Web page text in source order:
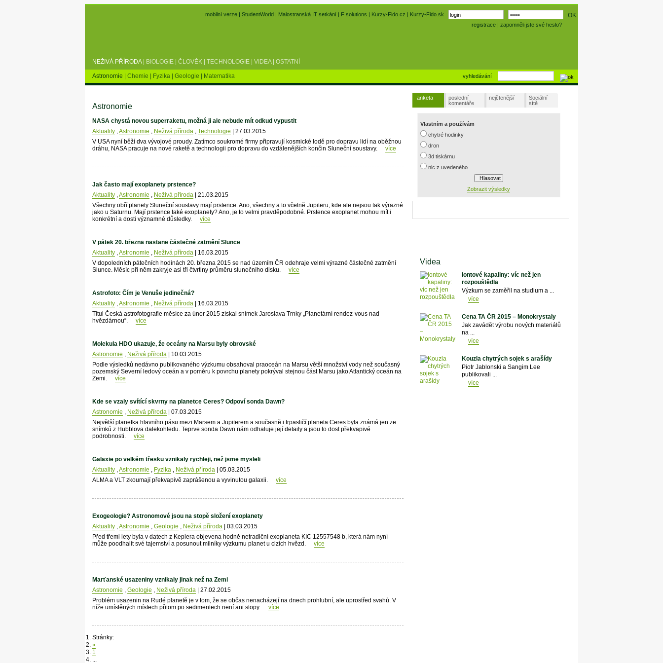
registrace | zapomněli jste své heslo?
mobilní verze |StudentWorld | Malostranská IT setkání | F solutions | Kurzy-Fido.cz | Kurzy-Fido.sk
NEŽIVÁ PŘÍRODA| BIOLOGIE | ČLOVĚK | TECHNOLOGIE | VIDEA| OSTATNÍ
Astronomie | Chemie | Fyzika | Geologie | Matematika vyhledávání
Astronomie
NASA chystá novou superraketu, možná ji ale nebude mít odkud vypustit
Aktuality,Astronomie , Neživá příroda, Technologie | 27.03.2015
V USA nyní běží dva vývojové proudy. Zatímco soukromé firmy připravují kosmické lodě pro dopravu lidí na oběžnou
dráhu, NASA pracuje na nové raketě a technologii pro dopravu do vzdálenějších končin Sluneční soustavy.
více
Jak často mají exoplanety prstence?
Aktuality,Astronomie , Neživá příroda| 21.03.2015
Všechny obří planety Sluneční soustavy mají prstence. Ano, všechny a to včetně Jupiteru, kde ale nejsou tak výrazné
jako u Saturnu. Mají prstence také exoplanety? Ano, je to velmi pravděpodobné. Prstence exoplanet mohou mít i
konkrétní a dosti významné důsledky.
více
V pátek 20. března nastane částečné zatmění Slunce
Aktuality,Astronomie , Neživá příroda| 16.03.2015
V dopoledních pátečních hodinách 20. března 2015 se nad územím ČR odehraje velmi výrazné částečné zatmění
Slunce. Měsíc při něm zakryje asi tři čtvrtiny průměru slunečního disku.
více
Astrofoto: Čím je Venuše jedinečná?
Aktuality,Astronomie , Neživá příroda| 16.03.2015
Titul Česká astrofotografie měsíce za únor 2015 získal snímek Jaroslava Trnky „Planetární rendez-vous nad
hvězdárnou“.
více
Molekula HDO ukazuje, že oceány na Marsu byly obrovské
Astronomie , Neživá příroda| 10.03.2015
Podle výsledků nedávno publikovaného výzkumu obsahoval praoceán na Marsu větší množství vody než současný
pozemský Severní ledový oceán a v poměru k povrchu planety pokrýval stejnou část Marsu jako Atlantický oceán na
Zemi.
více
Kde se vzaly svítící skvrny na planetce Ceres? Odpoví sonda Dawn?
Astronomie , Neživá příroda| 07.03.2015
Největší planetka hlavního pásu mezi Marsem a Jupiterem a současně i trpasličí planeta Ceres byla známá jen ze
snímků z Hubblova dalekohledu. Teprve sonda Dawn nám odhaluje její detaily a jsou to dost překvapivé
podrobnosti.
více
Galaxie po velkém třesku vznikaly rychleji, než jsme mysleli
Aktuality,Astronomie , Fyzika, Neživá příroda| 05.03.2015
ALMA a VLT zkoumají překvapivě zaprášenou a vyvinutou galaxii.
více
Exogeologie? Astronomové jsou na stopě složení exoplanety
Aktuality,Astronomie , Geologie , Neživá příroda| 03.03.2015
Před třemi lety byla v datech z Keplera objevena hodně netradiční exoplaneta KIC 12557548 b, která nám nyní
může poodhalit své tajemství a posunout milníky výzkumu planet u cizích hvězd.
více
Marťanské usazeniny vznikaly jinak než na Zemi
Astronomie , Geologie , Neživá příroda| 27.02.2015
Problém usazenin na Rudé planetě je v tom, že se občas nenacházejí na dnech prohlubní, ale uprostřed svahů. V
níže umístěných místech přitom po sedimentech není ani stopy.
více
Stránky:
«
1
...
anketa
poslední
komentáře
nejčtenější
Sociální
sítě
Vlastním a používám
chytré hodinky
dron
3d tiskárnu
nic z uvedeného
Zobrazit výsledky
Videa
Iontové kapaliny: víc než jen
rozpouštědla
Výzkum se zaměřil na studium a ...
více
Cena TA ČR 2015 – Monokrystaly
Jak zavádět výrobu nových materiálů
na ...
více
Kouzla chytrých sojek s arašídy
Piotr Jablonski a Sangim Lee
publikovali ...
více